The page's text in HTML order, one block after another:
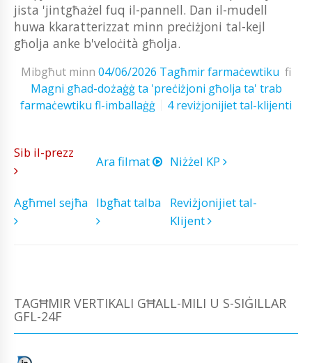
jista 'jintgħażel fuq il-pannell. Dan il-mudell
huwa kkaratterizzat minn preċiżjoni tal-kejl
għolja anke b'veloċità għolja.
Mibgħut minn 04/06/2026 Tagħmir farmaċewtiku fi
Magni għad-dożaġġ ta 'preċiżjoni għolja ta' trab
farmaċewtiku fl-imballaġġ
4 reviżjonijiet tal-klijenti
Sib il-prezz
Ara filmat Niżżel KP
Agħmel sejħa Ibgħat talba
Reviżjonijiet tal-
Klijent
TAGĦMIR VERTIKALI GĦALL-MILI U S-SIĠILLAR
GFL-24F